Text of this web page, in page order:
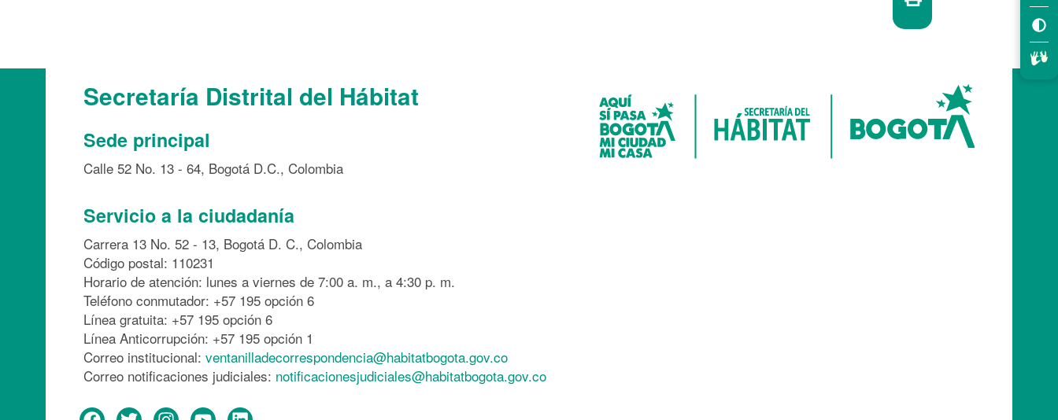
Secretaría Distrital del Hábitat
Sede principal
Calle 52 No. 13 - 64, Bogotá D.C., Colombia
Servicio a la ciudadanía
Carrera 13 No. 52 - 13, Bogotá D. C., Colombia
Código postal: 110231
Horario de atención: lunes a viernes de 7:00 a. m., a 4:30 p. m.
Teléfono conmutador: +57 195 opción 6
Línea gratuita: +57 195 opción 6
Línea Anticorrupción: +57 195 opción 1
Correo institucional:ventanilladecorrespondencia@habitatbogota.gov.co
Correo notificaciones judiciales: notificacionesjudiciales@habitatbogota.gov.co